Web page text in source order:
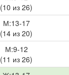
(10 из 26)
М:13-17
(14 из 20)
М:9-12
(11 из 26)